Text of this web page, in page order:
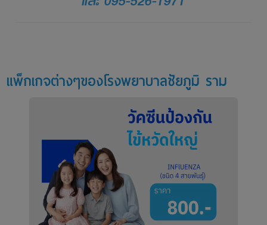
แพ็กเกจต่างๆของโรงพยาบาลชัยภูมิ ราม